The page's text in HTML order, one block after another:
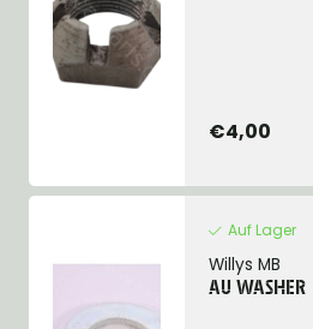
€4,00
Auf Lager
Willys MB
AU WASHER